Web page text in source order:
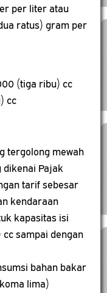
per liter atau
ratus) gram per
(tiga ribu) cc
cc
tergolong mewah
dikenai Pajak
tarif sebesar
kendaraan
kapasitas isi
sampai dengan
bahan bakar
lima)